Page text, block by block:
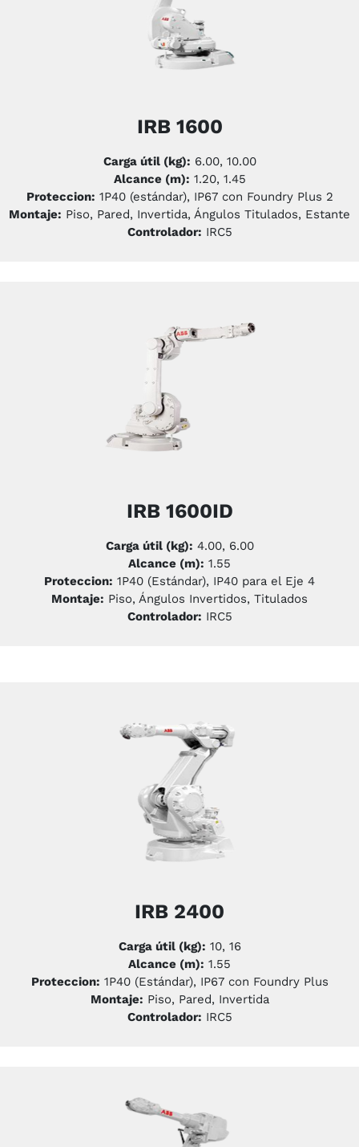
IRB 1600
Carga útil (kg): 6.00, 10.00
Alcance (m): 1.20, 1.45
Proteccion: 1P40 (estándar), IP67 con Foundry Plus 2
Montaje: Piso, Pared, Invertida, Ángulos Titulados, Estante
Controlador: IRC5
IRB 1600ID
Carga útil (kg): 4.00, 6.00
Alcance (m): 1.55
Proteccion: 1P40 (Estándar), IP40 para el Eje 4
Montaje: Piso, Ángulos Invertidos, Titulados
Controlador: IRC5
IRB 2400
Carga útil (kg): 10, 16
Alcance (m): 1.55
Proteccion: 1P40 (Estándar), IP67 con Foundry Plus
Montaje: Piso, Pared, Invertida
Controlador: IRC5